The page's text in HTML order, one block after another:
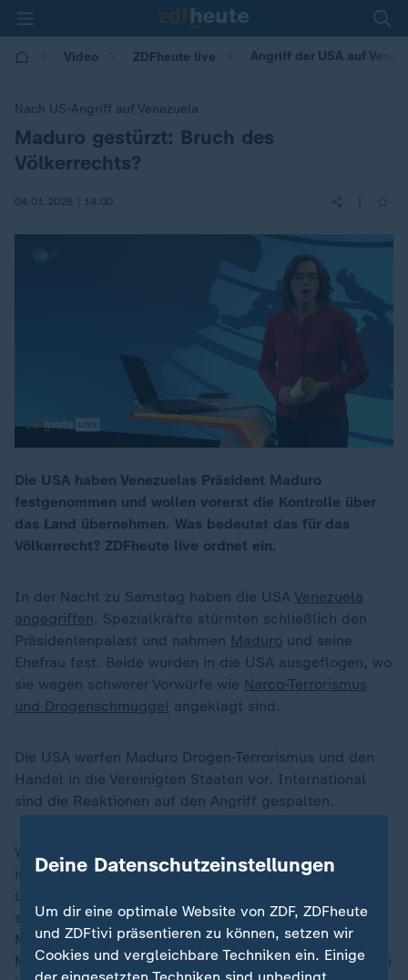
Video ZDFheute live Angriff der USA auf
Nach US-Angriff auf Venezuela
:Maduro gestürzt: Bruch des
Völkerrechts?
04.01.2026 | 14:00
00:17
Die USA haben Venezuelas Präsident Maduro
festgenommen und wollen vorerst die Kontrolle über
das Land übernehmen. Was bedeutet das für das
Völkerrecht? ZDFheute live ordnet ein.
In der Nacht zu Samstag haben die USA Venezuela
angegriffen. Spezialkräfte stürmten schließlich den
Präsidentenpalast und nahmen Maduro und seine
Ehefrau fest. Beide wurden in die USA ausgeflogen, wo
sie wegen schwerer Vorwürfe wie Narco-Terrorismus
und Drogenschmuggel angeklagt sind.
Die USA werfen Maduro Drogen-Terrorismus und den
Handel in die Vereinigten Staaten vor. International
sind die Reaktionen auf den Angriff gespalten.
Wie geht es jetzt in Venezuela weiter? Welche
internationalen Konsequenzen hat der Angriff? Wer
übernimmt die Führung im Land? Bei ZDFheute live
spricht Kay-Sölve Richter mit dem Völkerrechtler
Markus Krajewski, Lateinamerika-Experte Wolfgang
Muno sowie den ZDF-Korrespondenten Elmar Theveßen
Deine Datenschutzeinstellungen
Um dir eine optimale Website von ZDF, ZDFheute
und ZDFtivi präsentieren zu können, setzen wir
Cookies und vergleichbare Techniken ein. Einige
der eingesetzten Techniken sind unbedingt